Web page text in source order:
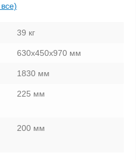
39 кг
630x450x970 мм
1830 мм
225 мм
200 мм